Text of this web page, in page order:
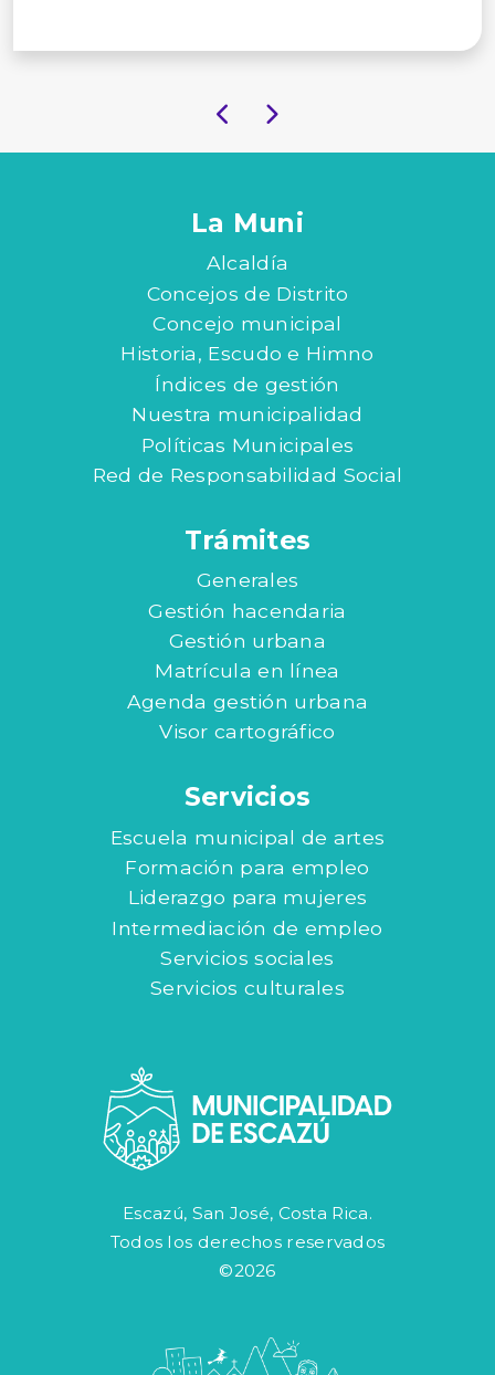
La Muni
Alcaldía
Concejos de Distrito
Concejo municipal
Historia, Escudo e Himno
Índices de gestión
Nuestra municipalidad
Políticas Municipales
Red de Responsabilidad Social
Trámites
Generales
Gestión hacendaria
Gestión urbana
Matrícula en línea
Agenda gestión urbana
Visor cartográfico
Servicios
Escuela municipal de artes
Formación para empleo
Liderazgo para mujeres
Intermediación de empleo
Servicios sociales
Servicios culturales
Escazú, San José, Costa Rica.
Todos los derechos reservados
©2026